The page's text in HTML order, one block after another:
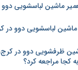
ماشین لباسشویی
ماشین لباسشویی دوو در
ظرفشویی دوو در
کجا مراجعه کرد؟